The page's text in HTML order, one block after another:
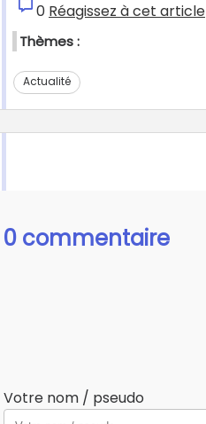
0 Réagissez à cet article
Thèmes :
Actualité
0 commentaire
Votre nom / pseudo